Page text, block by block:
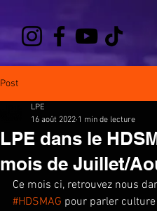
Post
LPE dans le
mois de Juillet/
LPE
16 août 2022 1 min de lecture
Ce mois ci, retrouvez nous
#HDSMAG pour parler